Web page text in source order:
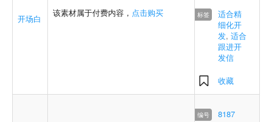
开场白
该素材属于付费内容， 点击购买
适合精
细化开
发, 适合
跟进开
发信
收藏
8187